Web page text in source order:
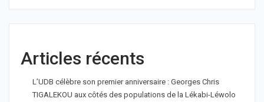
Articles récents
L’UDB célèbre son premier anniversaire : Georges Chris
TIGALEKOU aux côtés des populations de la Lékabi-Léwolo